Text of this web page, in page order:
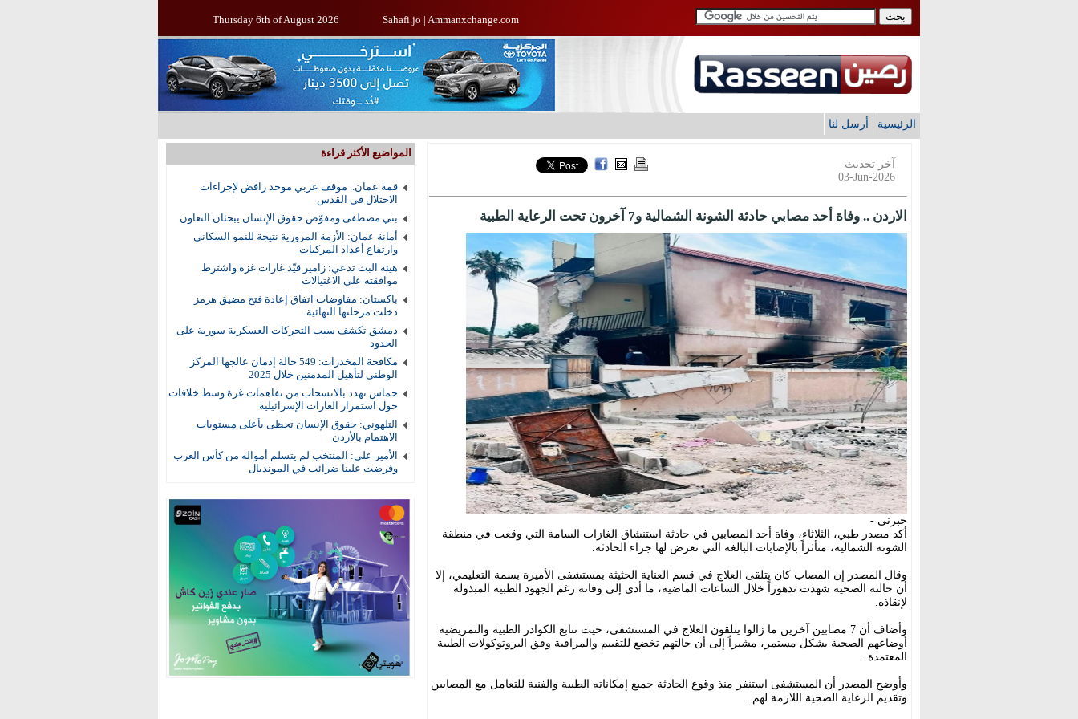
Thursday 6th of August 2026 Sahafi.jo | Ammanxchange.com
الرئيسية أرسل لنا
المواضيع الأكثر قراءة
قمة عمان.. موقف عربي موحد رافض لإجراءات
الاحتلال في القدس
بني مصطفى ومفوّض حقوق الإنسان يبحثان التعاون
أمانة عمان: الأزمة المرورية نتيجة للنمو السكاني
وارتفاع أعداد المركبات
هيئة البث تدعي: زامير قيّد غارات غزة واشترط
موافقته على الاغتيالات
باكستان: مفاوضات اتفاق إعادة فتح مضيق هرمز
دخلت مرحلتها النهائية
دمشق تكشف سبب التحركات العسكرية سورية على
الحدود
مكافحة المخدرات: 549 حالة إدمان عالجها المركز
الوطني لتأهيل المدمنين خلال 2025
حماس تهدد بالانسحاب من تفاهمات غزة وسط خلافات
حول استمرار الغارات الإسرائيلية
التلهوني: حقوق الإنسان تحظى بأعلى مستويات
الاهتمام بالأردن
الأمير علي: المنتخب لم يتسلم أمواله من كأس العرب
وفرضت علينا ضرائب في المونديال
آخر تحديث
03-Jun-2026
الاردن .. وفاة أحد مصابي حادثة الشونة الشمالية و7 آخرون تحت الرعاية الطبية
خبرني -
أكد مصدر طبي، الثلاثاء، وفاة أحد المصابين في حادثة استنشاق الغازات السامة التي وقعت في منطقة
الشونة الشمالية، متأثراً بالإصابات البالغة التي تعرض لها جراء الحادثة.
وقال المصدر إن المصاب كان يتلقى العلاج في قسم العناية الحثيثة بمستشفى الأميرة بسمة التعليمي، إلا
أن حالته الصحية شهدت تدهوراً خلال الساعات الماضية، ما أدى إلى وفاته رغم الجهود الطبية المبذولة
لإنقاذه.
وأضاف أن 7 مصابين آخرين ما زالوا يتلقون العلاج في المستشفى، حيث تتابع الكوادر الطبية والتمريضية
أوضاعهم الصحية بشكل مستمر، مشيراً إلى أن حالتهم تخضع للتقييم والمراقبة وفق البروتوكولات الطبية
المعتمدة.
وأوضح المصدر أن المستشفى استنفر منذ وقوع الحادثة جميع إمكاناته الطبية والفنية للتعامل مع المصابين
وتقديم الرعاية الصحية اللازمة لهم.